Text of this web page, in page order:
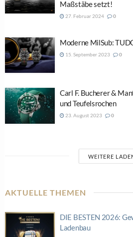
Maßstäbe setzt!
27. Februar 2024 0
Moderne MilSub:
15. September 2023 0
Carl F. Bucherer &
und Teufelsrochen
23. August 2023 0
WEITERE
AKTUELLE THEMEN
DIE BESTEN 2026:
Ladenbau